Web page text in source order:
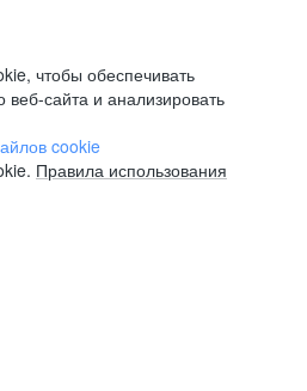
чтобы обеспечивать
сайта и анализировать
cookie
Правила использования